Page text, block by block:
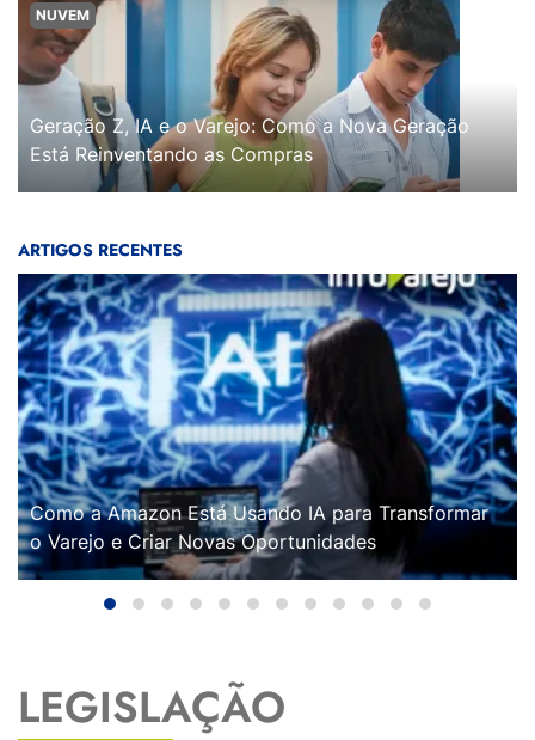
NUVEM
Geração Z, IA e o Varejo: Como a Nova Geração
Está Reinventando as Compras
ARTIGOS RECENTES
Como a Amazon Está Usando IA para Transformar
o Varejo e Criar Novas Oportunidades
LEGISLAÇÃO